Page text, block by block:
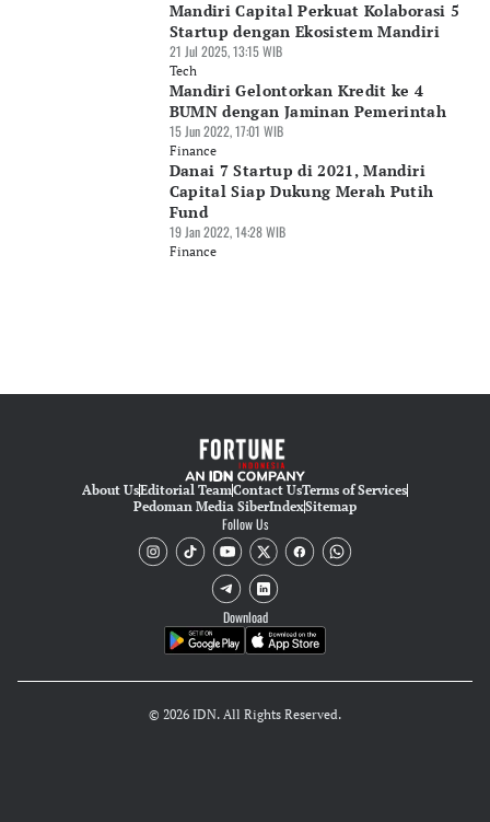
Mandiri Capital Perkuat Kolaborasi 5
Startup dengan Ekosistem Mandiri
21 Jul 2025, 13:15 WIB
Tech
Mandiri Gelontorkan Kredit ke 4
BUMN dengan Jaminan Pemerintah
15 Jun 2022, 17:01 WIB
Finance
Danai 7 Startup di 2021, Mandiri
Capital Siap Dukung Merah Putih
Fund
19 Jan 2022, 14:28 WIB
Finance
About UsEditorial TeamContact UsTerms of Services
Pedoman Media SiberIndexSitemap
Follow Us
Download
© 2026 IDN. All Rights Reserved.